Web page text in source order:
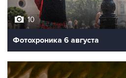
10
Фотохроника 6 августа